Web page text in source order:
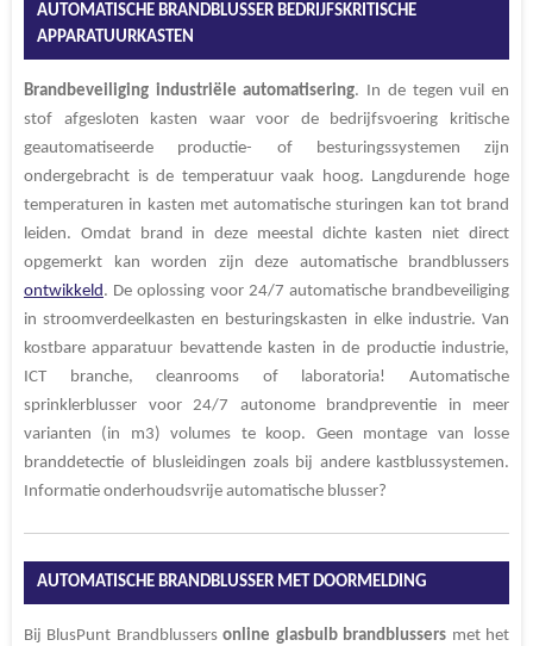
AUTOMATISCHE BRANDBLUSSER BEDRIJFSKRITISCHE
APPARATUURKASTEN
Brandbeveiliging industriële automatisering. In de tegen vuil en
stof afgesloten kasten waar voor de bedrijfsvoering kritische
geautomatiseerde productie- of besturingssystemen zijn
ondergebracht is de temperatuur vaak hoog. Langdurende hoge
temperaturen in kasten met automatische sturingen kan tot brand
leiden. Omdat brand in deze meestal dichte kasten niet direct
opgemerkt kan worden zijn deze automatische brandblussers
ontwikkeld . De oplossing voor 24/7 automatische brandbeveiliging
in stroomverdeelkasten en besturingskasten in elke industrie. Van
kostbare apparatuur bevattende kasten in de productie industrie,
ICT branche, cleanrooms of laboratoria! Automatische
sprinklerblusser voor 24/7 autonome brandpreventie in meer
varianten (in m3) volumes te koop. Geen montage van losse
branddetectie of blusleidingen zoals bij andere kastblussystemen.
Informatie onderhoudsvrije automatische blusser?
AUTOMATISCHE BRANDBLUSSER MET DOORMELDING
Bij BlusPunt Brandblussersonline glasbulb brandblussers met het